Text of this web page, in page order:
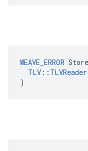
WEAVE_ERROR
TLV::TLVReader
)